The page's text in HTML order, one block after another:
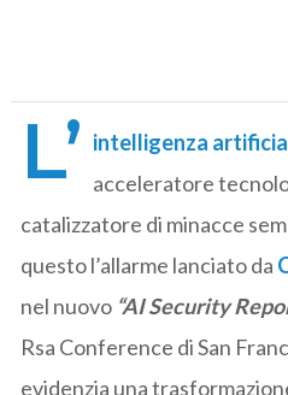
L’ intelligenza
acceleratore
catalizzatore di minacce
questo l’allarme lanciato da
nel nuovo “AI Security
Rsa Conference di San
evidenzia una